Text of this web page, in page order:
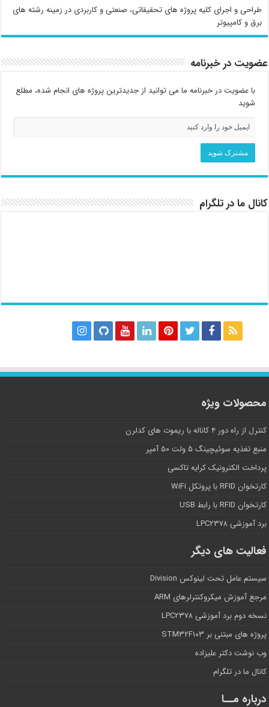
طراحی و اجرای کلیه پروژه های تحقیقاتی، صنعتی و کاربردی در زمینه رشته های
برق و کامپیوتر
عضویت در خبرنامه
با عضویت در خبرنامه ما می توانید از جدیدترین پروژه های انجام شده، مطلع
شوید
کانال ما در تلگرام
محصولات ویژه
کنترل از راه دور ۴ کاناله با ریموت های کدلرن
منبع تغذیه سوئیچینگ ۵ ولت ۵۰ آمپر
پرداخت الکترونیک کرایه تاکسی
کارتخوان RFID با پروتکل WiFi
کارتخوان RFID با رابط USB
برد آموزشی LPC۲۳۷۸
فعالیت های دیگر
سیستم عامل تحت لینوکس Division
مرجع آموزش میکروکنترلرهای ARM
نسخه دوم برد آموزشی LPC۲۳۷۸
پروژه های مبتنی بر STM۳۲F۱۰۳
وب نوشت دکتر علیزاده
کانال ما در تلگرام
درباره مــا